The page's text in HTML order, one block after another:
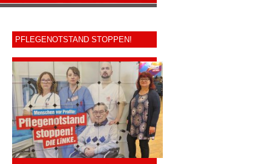
PFLEGENOTSTAND STOPPEN!